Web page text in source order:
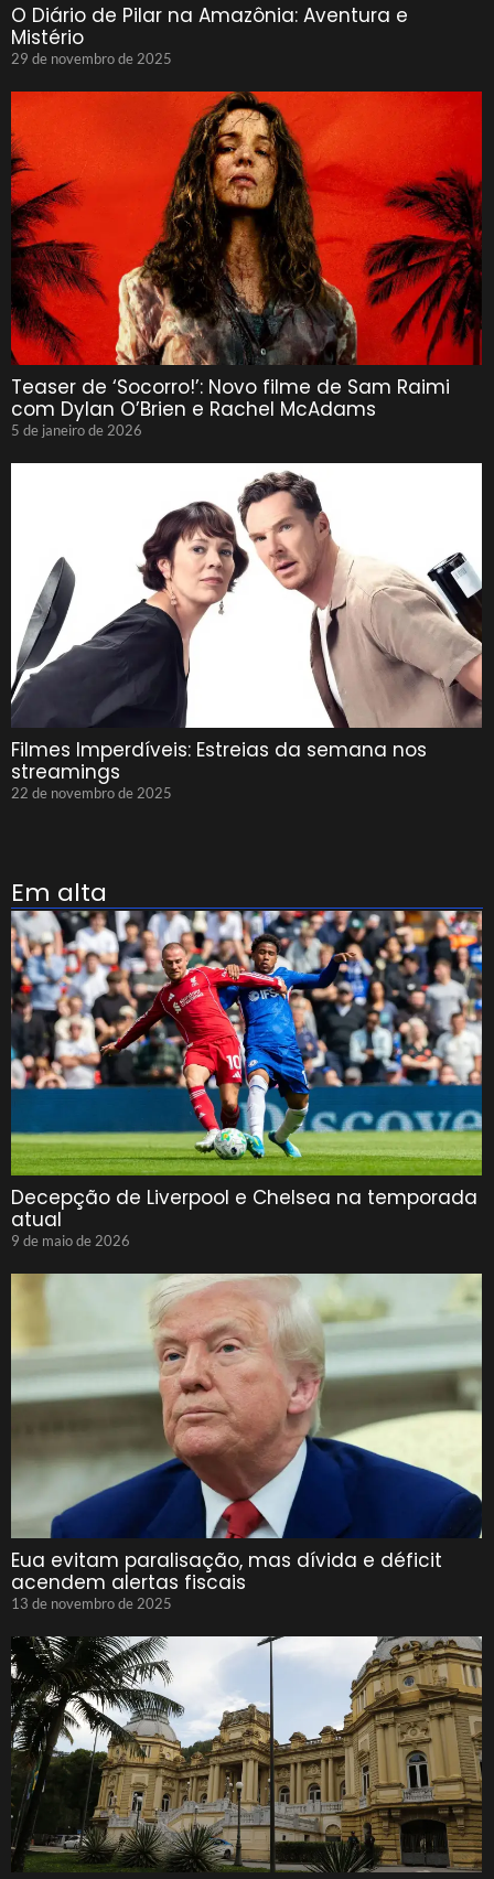
O Diário de Pilar na Amazônia: Aventura e
Mistério
29 de novembro de 2025
Teaser de ‘Socorro!’: Novo filme de Sam Raimi
com Dylan O’Brien e Rachel McAdams
5 de janeiro de 2026
Filmes Imperdíveis: Estreias da semana nos
streamings
22 de novembro de 2025
Em alta
Decepção de Liverpool e Chelsea na temporada
atual
9 de maio de 2026
Eua evitam paralisação, mas dívida e déficit
acendem alertas fiscais
13 de novembro de 2025